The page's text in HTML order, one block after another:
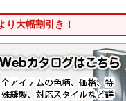
り大幅割引き！